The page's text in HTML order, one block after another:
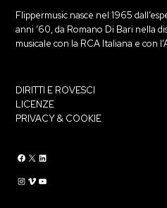
Flippermusic nasce nel 1965
anni ‘60, da Romano Di Bari nella
musicale con la RCA Italiana e con
DIRITTI E ROVESCI
LICENZE
PRIVACY & COOKIE
Flippermusic Facebook Flippermusic Twitter
Flippermusic Linkedin
Flippermusic Instagram Flippermusic Vimeo flippermusic YouTube